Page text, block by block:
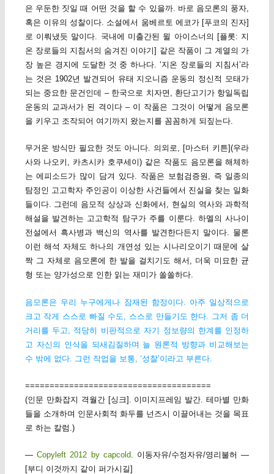
은 우둔한 짓일 때 어떤 것을 할 수 있을까. 바로 음모론의 풍자,
혹은 이유의 성찰이다. 소설에서 움베르토 에코가 [푸코의 진자]
로 이뤄냈듯 말이다. 국내에 미출간된 윌 아이스너의 [플롯: 지
온 장로들의 지침서의 숨겨진 이야기] 같은 작품이 그 계열의 가
장 높은 경지에 도달한 것 중 하나다. ‘지온 장로들의 지침서’라
는 것은 1902년 발견되어 유태 지오니즘 운동의 정신적 모태가
되는 중요한 문건인데 – 한국으로 치자면, 환단고기가 항일독립
운동의 교과서가 된 격이다 – 이 작품은 그것이 어떻게 음모론
을 키우고 조작되어 여기까지 왔는지를 꼼꼼하게 되짚는다.
무거운 방식만 필요한 것도 아니다. 의외로, [마스터 키튼](우라
사와 나오키, 카츠시카 호쿠세이) 같은 작품도 음모론을 해체하
는 에피소드가 많이 담겨 있다. 작품은 보험검증원, 즉 일종의
탐정인 고고학자 주인공이 이상한 사건들에서 진실을 찾는 일화
들이다. 그런데 음모적 상상과 신화에서, 현실의 역사와 과학적
해설을 발견하는 고고학적 탐구가 주를 이룬다. 하멜의 사나이
전설에서 흑사병과 백신의 역사를 발견한다든지 말이다. 물론
이런 해석 자체도 하나의 개연성 있는 시나리오이기 때문에 살
짝 그 자체로 음모론에 한 발을 걸치기도 해서, 더욱 미묘한 균
형 또는 양가성으로 인한 읽는 재미가 쏠쏠하다.
음모론은 우리 누구에게나 잠재된 함정이다. 아주 일상적으로
크고 작게 스스로 빠질 수도, 스스로 만들기도 한다. 그저 좀 더
거리를 두고, 적당히 비판적으로 자기 정보량의 한계를 인정하
고 자신의 인식을 되새김질하며 늘 원론적 방향과 비교해보는
수 밖에 없다. 그런 작업을 보통, ‘성찰’이라고 부른다.
======================================
(인문 만화잡지 격월간 [싱크]. 이미지프레임 발간. 테마별 만화
들을 소개하며 인문사회적 화두를 넌즈시 이끌어내는 것을 목표
로 하는 칼럼.)
— Copyleft 2012 by capcold . 이동자유/수정자유/영리불허 —
[부디 이것까지 같이 퍼가시길]